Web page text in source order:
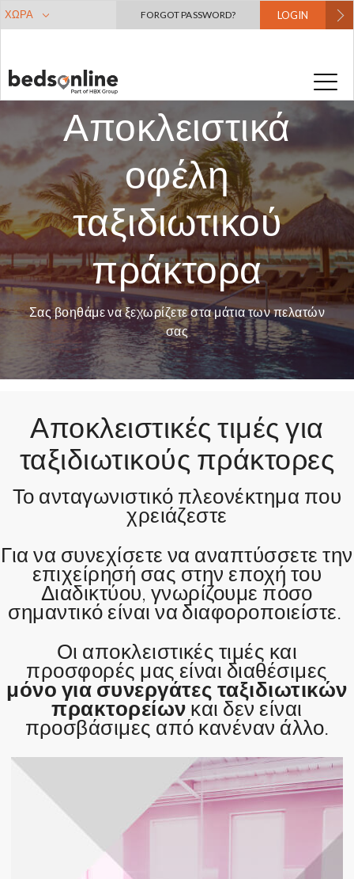
ΧΏΡΑ FORGOT PASSWORD? LOGIN
Αποκλειστικά
οφέλη
ταξιδιωτικού
πράκτορα
Σας βοηθάμε να ξεχωρίζετε στα μάτια των πελατών
σας
Αποκλειστικές τιμές για
ταξιδιωτικούς πράκτορες
Το ανταγωνιστικό πλεονέκτημα που
χρειάζεστε
Για να συνεχίσετε να αναπτύσσετε την
επιχείρησή σας στην εποχή του
Διαδικτύου, γνωρίζουμε πόσο
σημαντικό είναι να διαφοροποιείστε.
Οι αποκλειστικές τιμές και
προσφορές μας είναι διαθέσιμες
μόνο για συνεργάτες ταξιδιωτικών
πρακτορείων και δεν είναι
προσβάσιμες από κανέναν άλλο.